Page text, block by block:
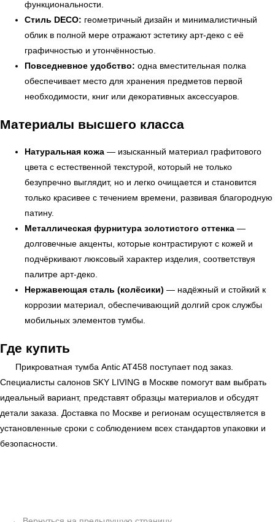
функциональности.
Стиль DECO: геометричный дизайн и минималистичный
облик в полной мере отражают эстетику арт-деко с её
графичностью и утончённостью.
Повседневное удобство: одна вместительная полка
обеспечивает место для хранения предметов первой
необходимости, книг или декоративных аксессуаров.
Материалы высшего класса
Натуральная кожа — изысканный материал графитового
цвета с естественной текстурой, который не только
безупречно выглядит, но и легко очищается и становится
только красивее с течением времени, развивая благородную
патину.
Металлическая фурнитура золотистого оттенка —
долговечные акценты, которые контрастируют с кожей и
подчёркивают люксовый характер изделия, соответствуя
палитре арт-деко.
Нержавеющая сталь (колёсики) — надёжный и стойкий к
коррозии материал, обеспечивающий долгий срок службы
мобильных элементов тумбы.
Где купить
Прикроватная тумба Antic AT458 поступает под заказ.
Специалисты салонов SKY LIVING в Москве помогут вам выбрать
идеальный вариант, представят образцы материалов и обсудят
детали заказа. Доставка по Москве и регионам осуществляется в
установленные сроки с соблюдением всех стандартов упаковки и
безопасности.
← Вернуться на предыдущую страницу
УЗНАТЬ ПОДРОБНЕЕ